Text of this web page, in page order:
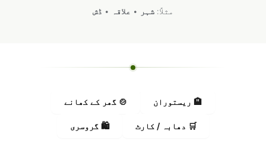
مثلاً: شہر • علاقہ • ڈش
🏨 ریستوران 🍲 گھر کے کھانے
🛒 دھابہ / کارٹ 🛍️ گروسری